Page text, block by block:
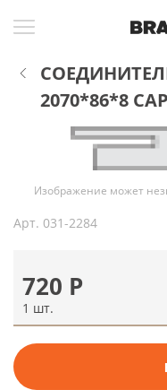
2070*86*8
Изображение может
Арт. 031-2284
720 Р
1 шт.